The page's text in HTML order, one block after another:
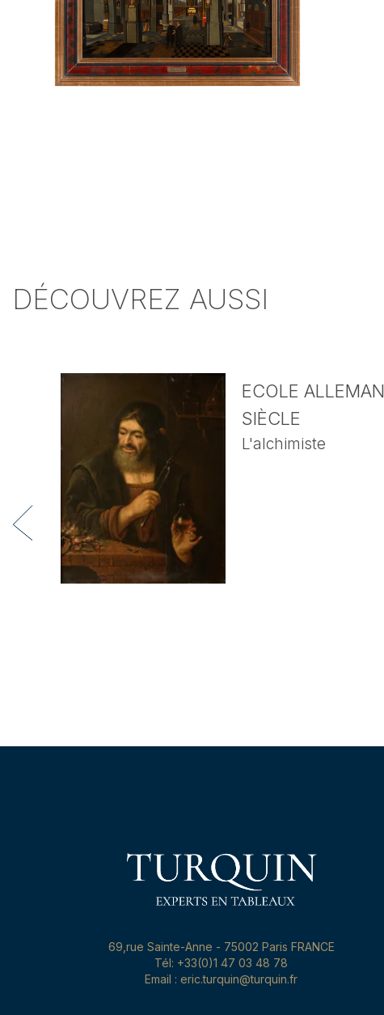
DÉCOUVREZ AUSSI
ECOLE
SIÈCLE
L'alchimiste
69,rue Sainte-Anne - 75002 Paris FRANCE
Tél: +33(0)1 47 03 48 78
Email : eric.turquin@turquin.fr